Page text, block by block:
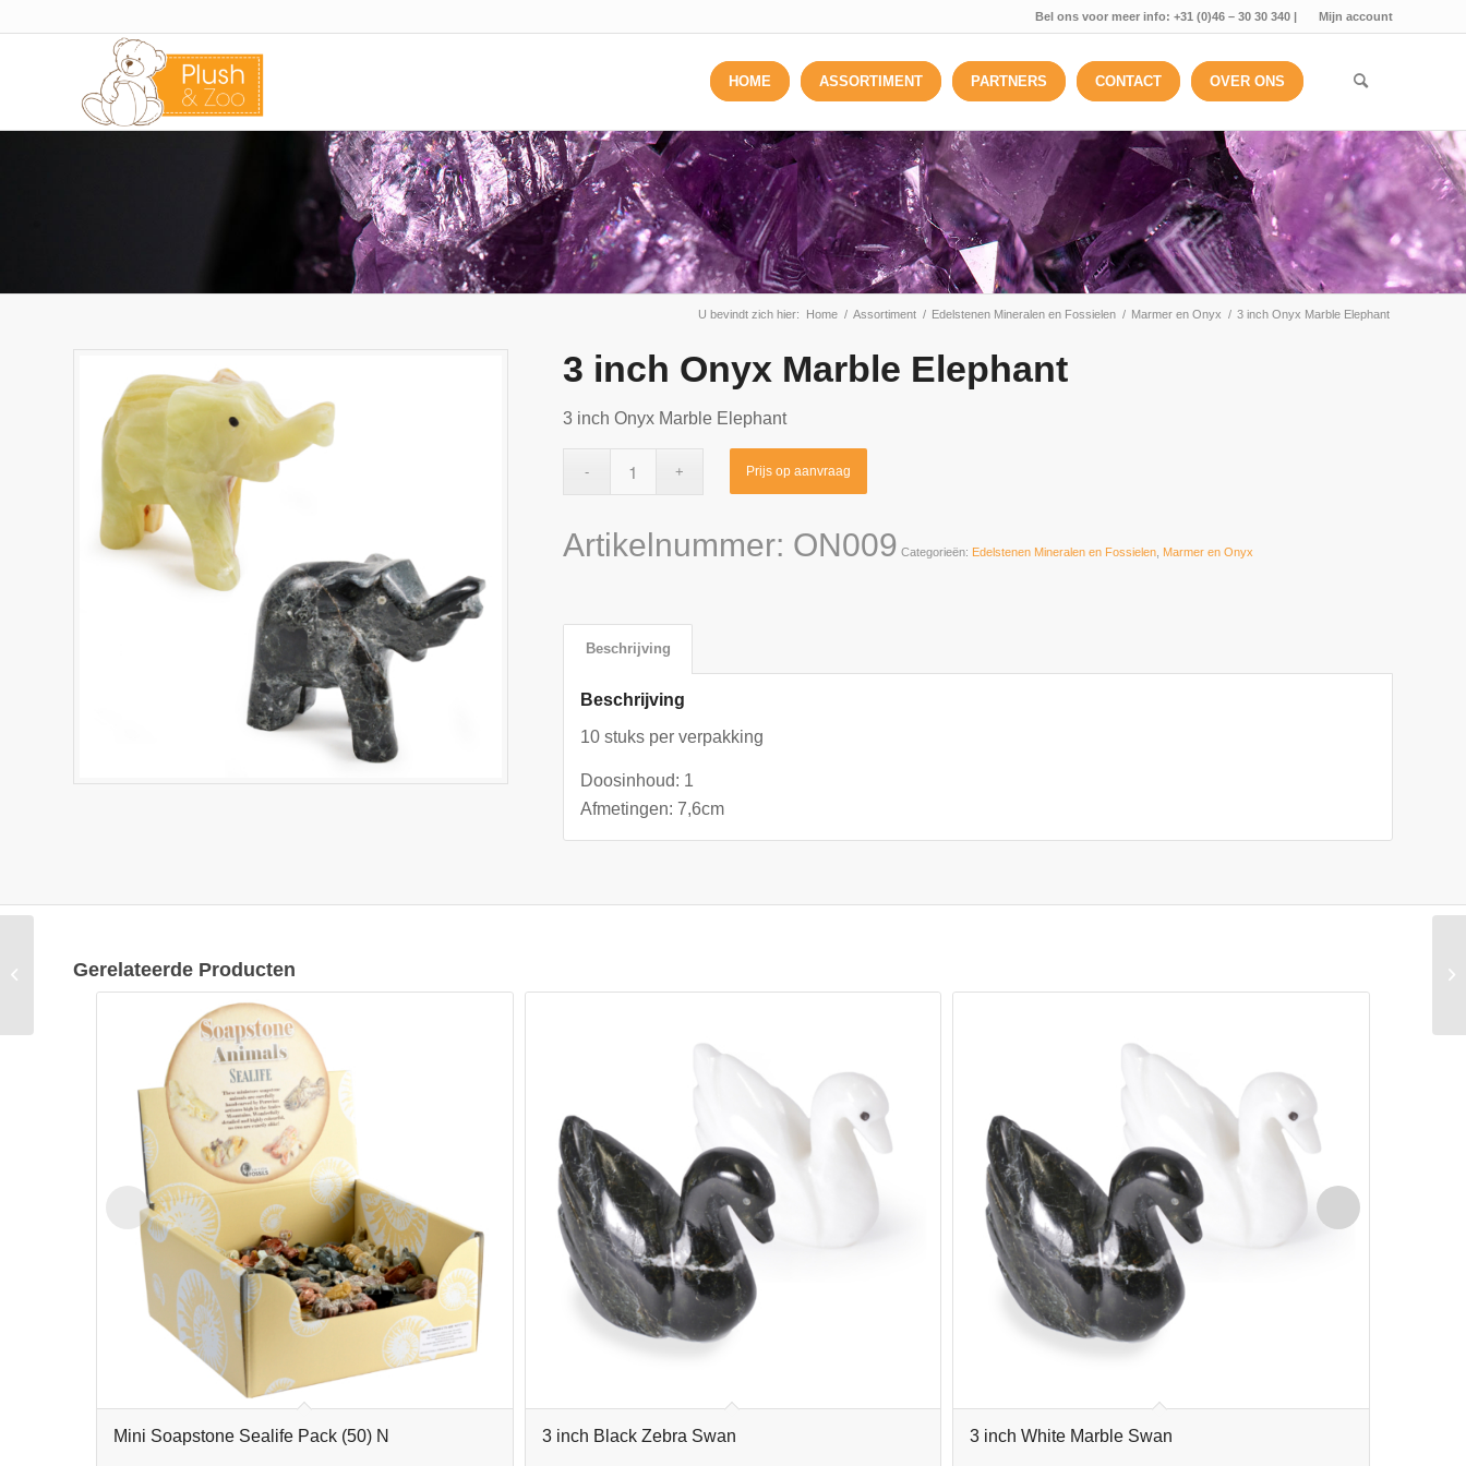
Mijn account
Bel ons voor meer info: +31 (0)46 – 30 30 340 |
HOME ASSORTIMENT PARTNERS CONTACT OVER ONS
U bevindt zich hier: Home / Assortiment / Edelstenen Mineralen en Fossielen / Marmer en Onyx / 3 inch Onyx Marble Elephant
3 inch Onyx Marble Elephant
3 inch Onyx Marble Elephant
Prijs op aanvraag
Artikelnummer: ON009 Categorieën: Edelstenen Mineralen en Fossielen Marmer en Onyx
Beschrijving
Beschrijving
10 stuks per verpakking
Doosinhoud: 1
Afmetingen: 7,6cm
Gerelateerde Producten
Mini Soapstone Sealife Pack (50) N 3 inch Black Zebra Swan 3 inch White Marble Swan
3 inch Black Marble